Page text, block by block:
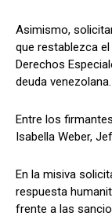
Asimismo,
que restablezca
Derechos
deuda venezolana.
Entre los
Isabella Weber,
En la misiva
respuesta
frente a las